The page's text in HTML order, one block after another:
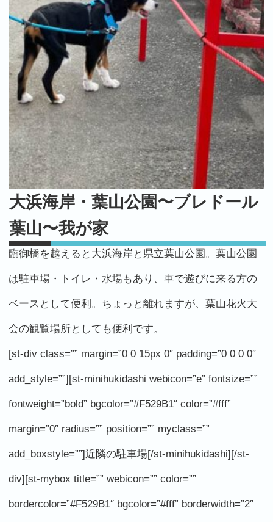
大浜海岸・葉山公園〜ブレドール
葉山〜我が家
臨御橋を越えると大浜海岸と県立葉山公園。葉山公園
は駐車場・トイレ・水場もあり、車で遊びに来る方の
ベースとして便利。ちょっと離れますが、葉山花火大
会の観覧場所としても便利です。
[st-div class=”” margin=”0 0 15px 0″ padding=”0 0 0 0″
add_style=””][st-minihukidashi webicon=”e” fontsize=””
fontweight=”bold” bgcolor=”#F529B1″ color=”#fff”
margin=”0″ radius=”” position=”” myclass=””
add_boxstyle=””]近隣の駐車場[/st-minihukidashi][/st-
div][st-mybox title=”” webicon=”” color=””
bordercolor=”#F529B1″ bgcolor=”#fff” borderwidth=”2″